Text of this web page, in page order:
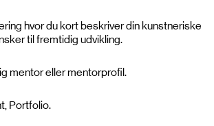
hvor du kort beskriver din kunstneriske
til fremtidig udvikling.
mentor eller mentorprofil.
Portfolio.